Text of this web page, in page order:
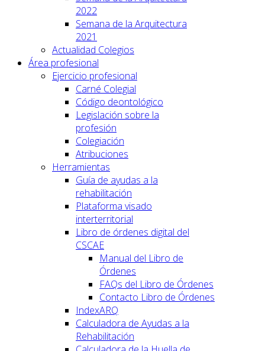
2022
Semana de la Arquitectura
2021
Actualidad Colegios
Área profesional
Ejercicio profesional
Carné Colegial
Código deontológico
Legislación sobre la
profesión
Colegiación
Atribuciones
Herramientas
Guía de ayudas a la
rehabilitación
Plataforma visado
interterritorial
Libro de órdenes digital del
CSCAE
Manual del Libro de
Órdenes
FAQs del Libro de Órdenes
Contacto Libro de Órdenes
IndexARQ
Calculadora de Ayudas a la
Rehabilitación